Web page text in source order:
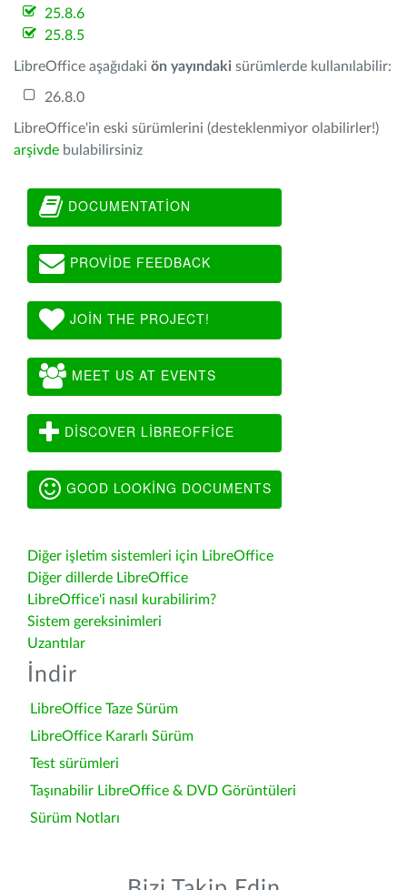
25.8.6
25.8.5
LibreOffice aşağıdaki ön yayındaki sürümlerde kullanılabilir:
26.8.0
LibreOffice'in eski sürümlerini (desteklenmiyor olabilirler!)
arşivde bulabilirsiniz
DOCUMENTATION
PROVIDE FEEDBACK
JOIN THE PROJECT!
MEET US AT EVENTS
DISCOVER LIBREOFFICE
GOOD LOOKING DOCUMENTS
Diğer işletim sistemleri için LibreOffice
Diğer dillerde LibreOffice
LibreOffice'i nasıl kurabilirim?
Sistem gereksinimleri
Uzantılar
İndir
LibreOffice Taze Sürüm
LibreOffice Kararlı Sürüm
Test sürümleri
Taşınabilir LibreOffice & DVD Görüntüleri
Sürüm Notları